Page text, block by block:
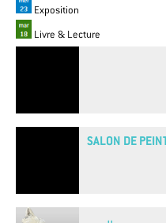
Exposition
Livre & Lecture
SALON DE